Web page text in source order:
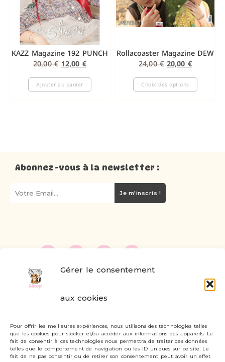
Gérer le consentement
aux cookies
Pour offrir les meilleures expériences, nous utilisons des technologies telles
que les cookies pour stocker et/ou accéder aux informations des appareils. Le
fait de consentir à ces technologies nous permettra de traiter des données
telles que le comportement de navigation ou les ID uniques sur ce site. Le
fait de ne pas consentir ou de retirer son consentement peut avoir un effet
KAZZ Magazine 192 PUNCH
20,00€ 12,00 €
Ajouter au panier
Rollacoaster Magazine DEW
24,00€ 20,00 €
Choix des options
Abonnez-vous à la newsletter :
Je m'inscris !
Livraisons et retours
Mon compte